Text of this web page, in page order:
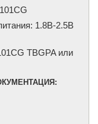
1.8В-2.5B
TBGPA или